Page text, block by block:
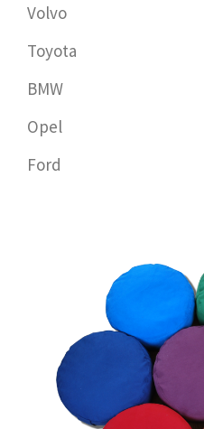
Volvo
Toyota
BMW
Opel
Ford